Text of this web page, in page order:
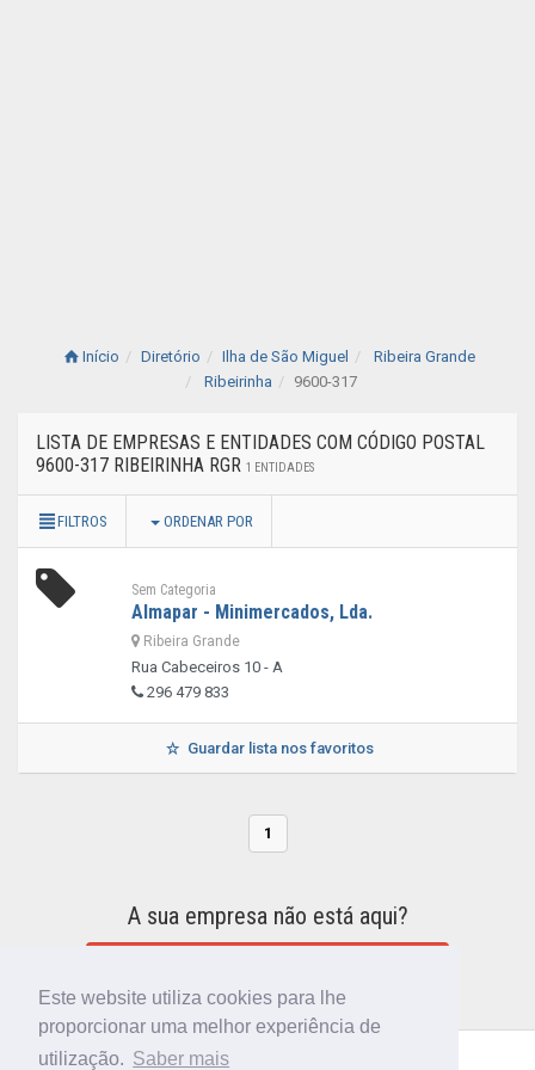
Este website utiliza cookies para lhe
proporcionar uma melhor experiência de
utilização. Saber mais
Início Diretório Ilha de São Miguel
Ribeira Grande
Ribeirinha
9600-317
LISTA DE EMPRESAS E ENTIDADES COM CÓDIGO POSTAL
9600-317 RIBEIRINHA RGR 1 ENTIDADES
FILTROS ORDENAR POR
Sem Categoria
Almapar - Minimercados, Lda.
Ribeira Grande
Rua Cabeceiros 10 - A
296 479 833
Guardar lista nos favoritos
1
A sua empresa não está aqui?